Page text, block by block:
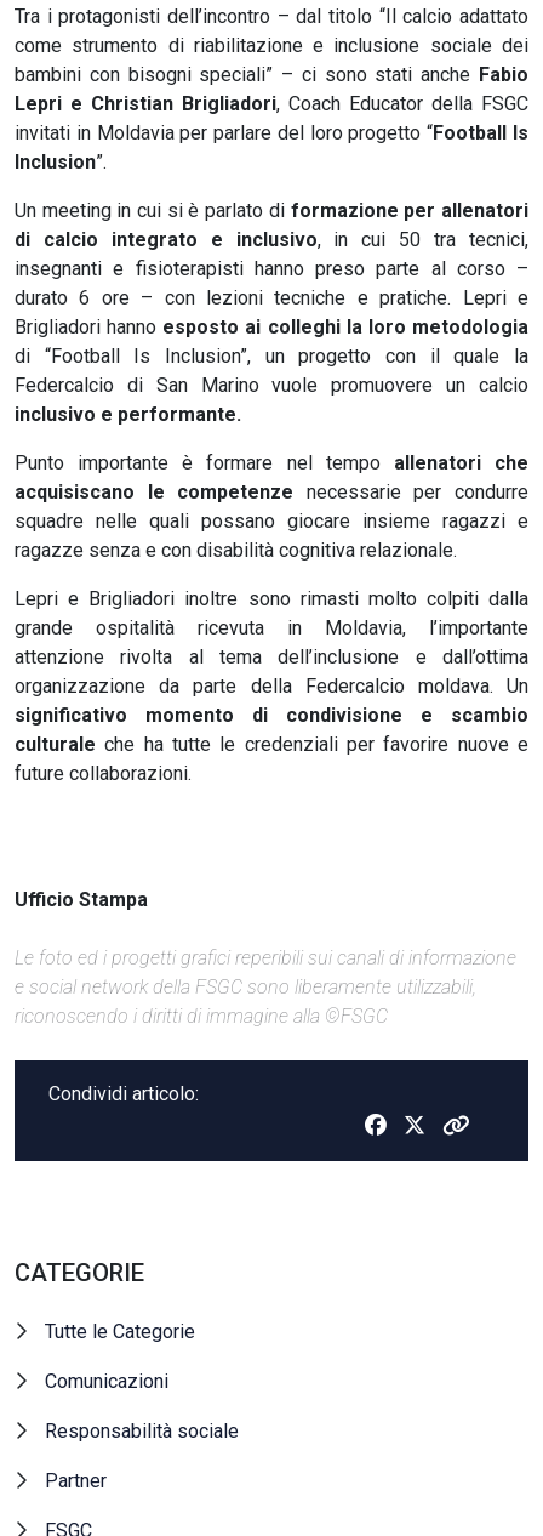
Tra i protagonisti dell’incontro – dal titolo “Il calcio adattato
come strumento di riabilitazione e inclusione sociale dei
bambini con bisogni speciali” – ci sono stati anche Fabio
Lepri e Christian Brigliadori, Coach Educator della FSGC
invitati in Moldavia per parlare del loro progetto “Football Is
Inclusion”.
Un meeting in cui si è parlato di formazione per allenatori
di calcio integrato e inclusivo, in cui 50 tra tecnici,
insegnanti e fisioterapisti hanno preso parte al corso –
durato 6 ore – con lezioni tecniche e pratiche. Lepri e
Brigliadori hanno esposto ai colleghi la loro metodologia
di “Football Is Inclusion”, un progetto con il quale la
Federcalcio di San Marino vuole promuovere un calcio
inclusivo e performante.
Punto importante è formare nel tempo allenatori che
acquisiscano le competenze necessarie per condurre
squadre nelle quali possano giocare insieme ragazzi e
ragazze senza e con disabilità cognitiva relazionale.
Lepri e Brigliadori inoltre sono rimasti molto colpiti dalla
grande ospitalità ricevuta in Moldavia, l’importante
attenzione rivolta al tema dell’inclusione e dall’ottima
organizzazione da parte della Federcalcio moldava. Un
significativo momento di condivisione e scambio
culturale che ha tutte le credenziali per favorire nuove e
future collaborazioni.
Ufficio Stampa
Le foto ed i progetti grafici reperibili sui canali di informazione
e social network della FSGC sono liberamente utilizzabili,
riconoscendo i diritti di immagine alla ©FSGC
Condividi articolo:
CATEGORIE
Tutte le Categorie
Comunicazioni
Responsabilità sociale
Partner
FSGC